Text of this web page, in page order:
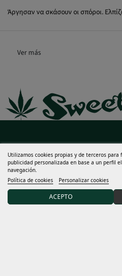
Mucho más
Mi cuenta
Términos y condiciones
Utilizamos cookies propias y de terceros
publicidad personalizada en base a un perfil
navegación.
Política de cookies
Personalizar cookies
ACEPTO